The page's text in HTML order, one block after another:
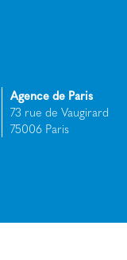
Agence de Paris
73 rue de Vaugirard
75006 Paris